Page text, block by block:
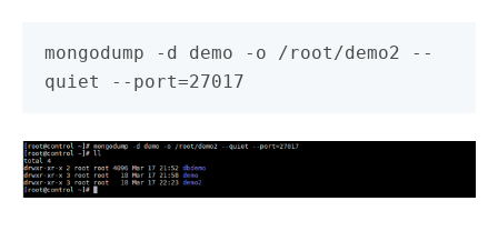
mongodump -d demo -o /root/demo2 --
quiet --port=27017